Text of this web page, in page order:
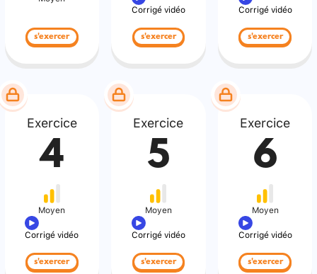
s'exercer
Corrigé vidéo
s'exercer
Corrigé vidéo
s'exercer
Exercice
4
Moyen
Corrigé vidéo
s'exercer
Exercice
5
Moyen
Corrigé vidéo
s'exercer
Exercice
6
Moyen
Corrigé vidéo
s'exercer